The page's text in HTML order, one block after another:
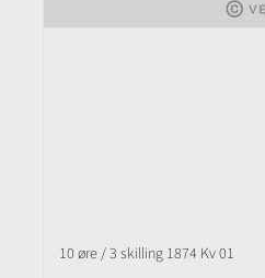
10 øre / 3 skilling 1874 Kv 01